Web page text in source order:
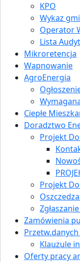
KPO
Wykaz
Operator
Lista
Mikroretencja
Wapnowanie
AgroEnergia
Ciepłe
Doradztwo
Projekt
Projekt
Zamówienia
Klauzule
Oferty pracy